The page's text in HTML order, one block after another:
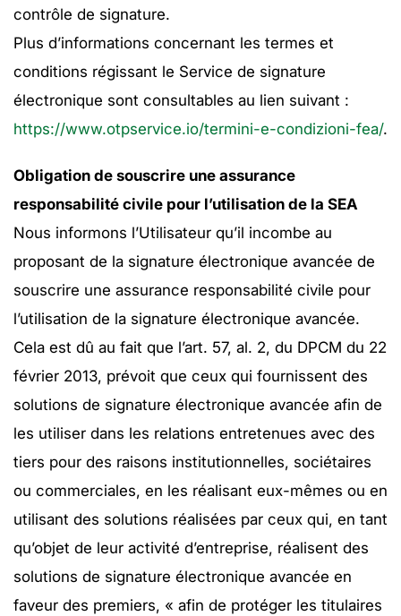
contrôle de signature.
Plus d’informations concernant les termes et
conditions régissant le Service de signature
électronique sont consultables au lien suivant :
https://www.otpservice.io/termini-e-condizioni-fea/.
Obligation de souscrire une assurance
responsabilité civile pour l’utilisation de la SEA
Nous informons l’Utilisateur qu’il incombe au
proposant de la signature électronique avancée de
souscrire une assurance responsabilité civile pour
l’utilisation de la signature électronique avancée.
Cela est dû au fait que l’art. 57, al. 2, du DPCM du 22
février 2013, prévoit que ceux qui fournissent des
solutions de signature électronique avancée afin de
les utiliser dans les relations entretenues avec des
tiers pour des raisons institutionnelles, sociétaires
ou commerciales, en les réalisant eux-mêmes ou en
utilisant des solutions réalisées par ceux qui, en tant
qu’objet de leur activité d’entreprise, réalisent des
solutions de signature électronique avancée en
faveur des premiers, « afin de protéger les titulaires